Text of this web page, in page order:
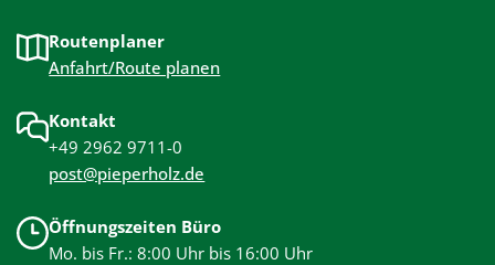
Routenplaner
Anfahrt/Route planen
Kontakt
+49 2962 9711-0
post@pieperholz.de
Öffnungszeiten Büro
Mo. bis Fr.: 8:00 Uhr bis 16:00 Uhr